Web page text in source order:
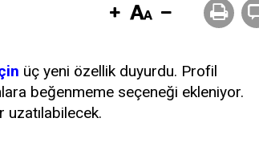
üç yeni özellik duyurdu. Profil
beğenmeme seçeneği ekleniyor.
uzatılabilecek.